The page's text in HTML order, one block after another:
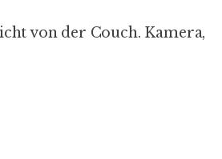
von der Couch. Kamera,